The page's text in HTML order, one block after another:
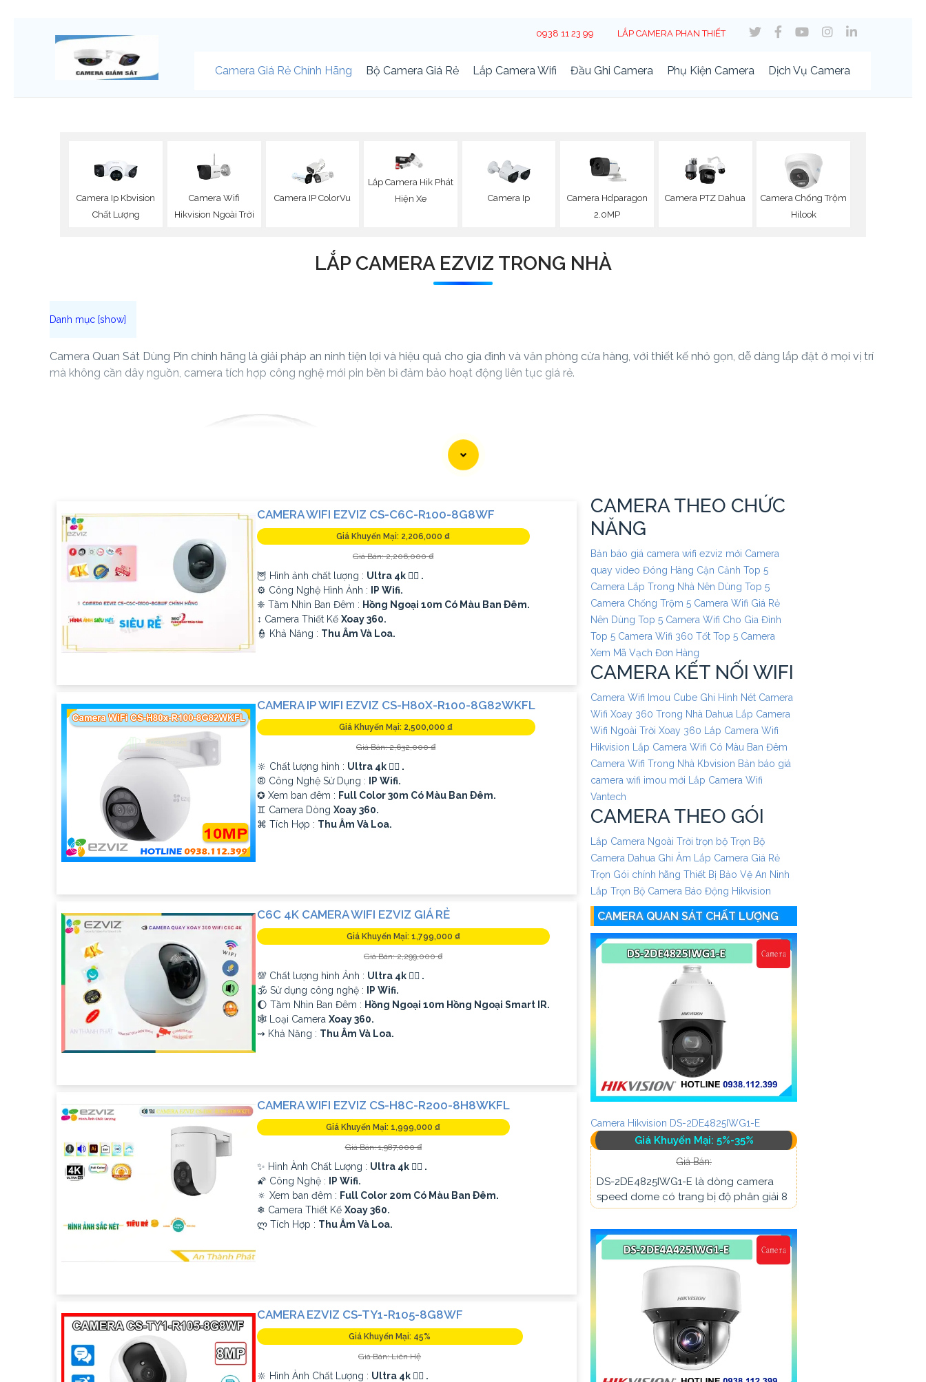
0938 11 23 99 LẮP CAMERA PHAN THIẾT
Camera Giá Rẻ Chính Hãng Bộ Camera Giá Rẻ Lắp Camera Wifi Đầu Ghi Camera Phụ Kiện Camera Dịch Vụ Camera
Camera Ip Kbvision
Chất Lượng
Camera Wifi
Hikvision Ngoài Trời
Camera IP ColorVu
Lắp Camera Hik Phát
Hiện Xe
Camera Ip
Camera Hdparagon
2.0MP
Camera PTZ Dahua
Camera Chống Trộm
Hilook
LẮP CAMERA EZVIZ TRONG NHÀ
Camera Quan Sát Dùng Pin chính hãng là giải pháp an ninh tiện lợi và hiệu quả cho gia đình và văn phòng cửa hàng, với thiết kế nhỏ gọn, dễ dàng lắp đặt ở mọi vị trí
mà không cần dây nguồn, camera tích hợp công nghệ mới pin bền bỉ đảm bảo hoạt động liên tục giá rẻ.
CAMERA WIFI EZVIZ CS-C6C-R100-8G8WF
Giá Khuyến Mại: 2,206,000 ₫
Giá Bán: 2,206,000 ₫
🦉 Hình ảnh chất lượng : Ultra 4k 👍🏾 .
⚙ Công Nghệ Hình Ảnh :
IP Wifi.
❈ Tầm Nhìn Ban Đêm : Hồng Ngoại 10m Có Màu Ban Ðêm.
↕️ Camera Thiết Kế Xoay 360.
️👮 Khả Năng : Thu Âm Và Loa.
CAMERA IP WIFI EZVIZ CS-H80X-R100-8G82WKFL
Giá Khuyến Mại: 2,500,000 ₫
Giá Bán: 2,632,000 ₫
🔆 Chất lượng hình : Ultra 4k 👍🏾 .
®️ Công Nghệ Sử Dụng :
IP Wifi.
✪ Xem ban đêm : Full Color 30m Có Màu Ban Ðêm.
♊ Camera Dòng Xoay 360.
️⌘ Tích Hợp : Thu Âm Và Loa.
C6C 4K CAMERA WIFI EZVIZ GIÁ RẺ
Giá Khuyến Mại: 1,799,000 ₫
Giá Bán: 2,299,000 ₫
💯 Chất lượng hình Ảnh : Ultra 4k 👍🏾 .
🕉️ Sử dụng công nghệ :
IP Wifi.
🌔 Tầm Nhìn Ban Đêm : Hồng Ngoại 10m Hồng Ngoại Smart IR.
🕸️ Loại Camera Xoay 360.
️⇝ Khả Năng : Thu Âm Và Loa.
CAMERA WIFI EZVIZ CS-H8C-R200-8H8WKFL
Giá Khuyến Mại: 1,999,000 ₫
Giá Bán: 1,987,000 ₫
✨ Hình Ành Chất Lượng : Ultra 4k 👍🏾 .
🌠 Công Nghệ :
IP Wifi.
🔅 Xem ban đêm : Full Color 20m Có Màu Ban Ðêm.
❄ Camera Thiết Kế Xoay 360.
️ლ Tích Hợp : Thu Âm Và Loa.
CAMERA EZVIZ CS-TY1-R105-8G8WF
Giá Khuyến Mại: 45%
Giá Bán: Liên Hệ
🔆 Hình Ành Chất Lượng : Ultra 4k 👍🏾 .
CAMERA THEO CHỨC
NĂNG
Bản báo giá camera wifi ezviz mới Camera
quay video Đóng Hàng Cận Cảnh Top 5
Camera Lắp Trong Nhà Nên Dùng Top 5
Camera Chống Trộm 5 Camera Wifi Giá Rẻ
Nên Dùng Top 5 Camera Wifi Cho Gia Đình
Top 5 Camera Wifi 360 Tốt Top 5 Camera
Xem Mã Vạch Đơn Hàng
CAMERA KẾT NỐI WIFI
Camera Wifi Imou Cube Ghi Hình Nét Camera
Wifi Xoay 360 Trong Nhà Dahua
Lắp Camera
Wifi Ngoài Trời Xoay 360
Lắp Camera Wifi
Hikvision
Lắp Camera Wifi Có Màu Ban Đêm
Camera Wifi Trong Nhà Kbvision Bản báo giá
camera wifi imou mới
Lắp Camera Wifi
Vantech
CAMERA THEO GÓI
Lắp Camera Ngoài Trời trọn bộ Trọn Bộ
Camera Dahua Ghi Âm
Lắp Camera Giá Rẻ
Trọn Gói chính hãng Thiết Bị Bảo Vệ An Ninh
Lắp Trọn Bộ Camera Báo Động Hikvision
CAMERA QUAN SÁT CHẤT LƯỢNG
Camera Hikvision DS-2DE4825IWG1-E
Giá Khuyến Mại: 5%-35%
Giá Bán:
DS-2DE4825IWG1-E là dòng camera
speed dome có trang bị độ phân giải 8